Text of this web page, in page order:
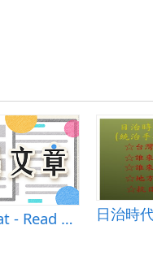
Rhythm Cat - Read Music 日治時